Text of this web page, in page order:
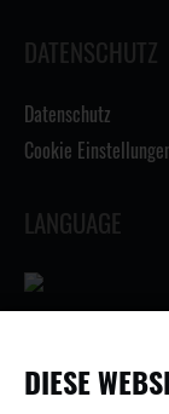
DATENSCHUTZ
Datenschutz
Cookie
LANGUAGE
DIESE